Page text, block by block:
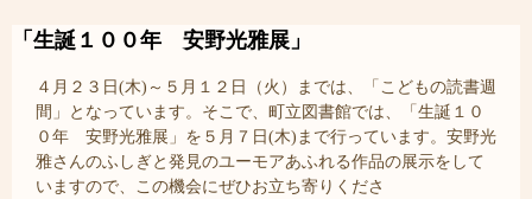
「生誕１００年 安野光雅展」
４月２３日(木)～５月１２日（火）までは、「こどもの読書週
間」となっています。そこで、町立図書館では、「生誕１０
０年 安野光雅展」を５月７日(木)まで行っています。安野光
雅さんのふしぎと発見のユーモアあふれる作品の展示をして
いますので、この機会にぜひお立ち寄りくださ